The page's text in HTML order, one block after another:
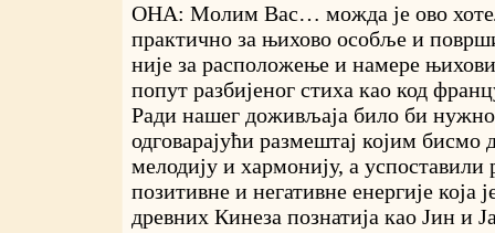
ОНА: Молим Вас… можда је ово
практично за њихово особље и
није за расположење и намере
попут разбијеног стиха као код
Ради нашег доживљаја било би
одговарајући размештај којим бисмо
мелодију и хармонију, а успоставили
позитивне и негативне енергије која
древних Кинеза познатија као Јин и